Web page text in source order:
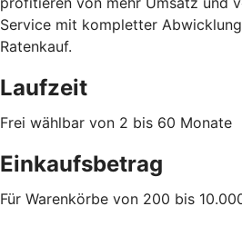
Service mit kompletter
Ratenkauf.
Laufzeit
Frei wählbar von 2 bis 60 Monate
Einkaufsbetrag
Für Warenkörbe von 200 bis